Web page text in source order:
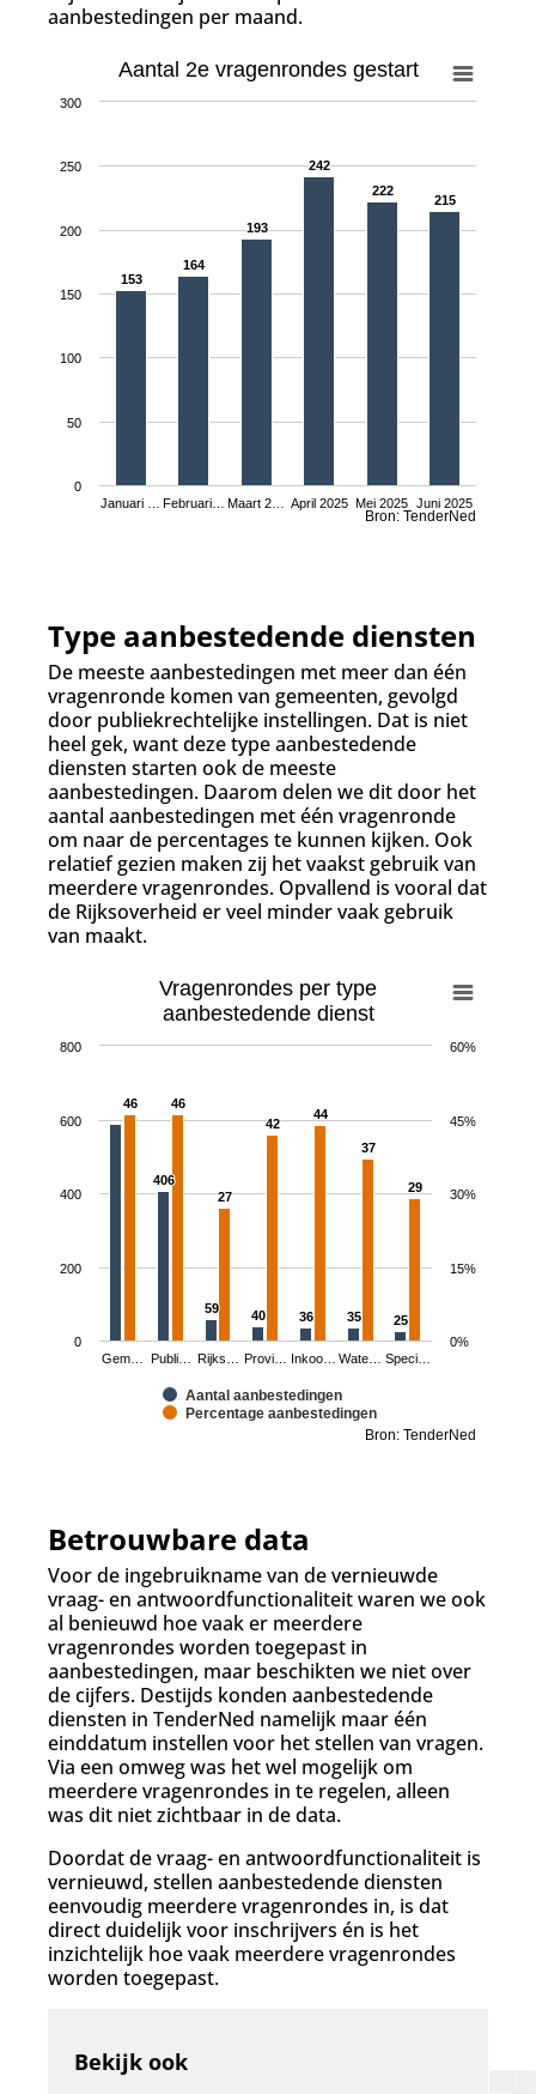
aanbestedingen per maand.
Aantal 2e vragenrondes gestart
153
153
164
164
193
193
242
242
222
222
215
215
Januari … Februari… Maart 2… April 2025 Mei 2025 Juni 2025
0
50
100
150
200
250
300
Bron: TenderNed
Type aanbestedende diensten
De meeste aanbestedingen met meer dan één
vragenronde komen van gemeenten, gevolgd
door publiekrechtelijke instellingen. Dat is niet
heel gek, want deze type aanbestedende
diensten starten ook de meeste
aanbestedingen. Daarom delen we dit door het
aantal aanbestedingen met één vragenronde
om naar de percentages te kunnen kijken. Ook
relatief gezien maken zij het vaakst gebruik van
meerdere vragenrondes. Opvallend is vooral dat
de Rijksoverheid er veel minder vaak gebruik
van maakt.
Vragenrondes per type
aanbestedende dienst
406
406
59
59 40
40 36
36 35
35 25
25
46
46 46
46
27
27
42
42
44
44
37
37
29
29
Aantal aanbestedingen
Percentage aanbestedingen
Gem… Publi… Rijks… Provi… Inkoo… Wate… Speci…
0
200
400
600
800
0%
15%
30%
45%
60%
Bron: TenderNed
Betrouwbare data
Voor de ingebruikname van de vernieuwde
vraag- en antwoordfunctionaliteit waren we ook
al benieuwd hoe vaak er meerdere
vragenrondes worden toegepast in
aanbestedingen, maar beschikten we niet over
de cijfers. Destijds konden aanbestedende
diensten in TenderNed namelijk maar één
einddatum instellen voor het stellen van vragen.
Via een omweg was het wel mogelijk om
meerdere vragenrondes in te regelen, alleen
was dit niet zichtbaar in de data.
Doordat de vraag- en antwoordfunctionaliteit is
vernieuwd, stellen aanbestedende diensten
eenvoudig meerdere vragenrondes in, is dat
direct duidelijk voor inschrijvers én is het
inzichtelijk hoe vaak meerdere vragenrondes
worden toegepast.
Bekijk ook